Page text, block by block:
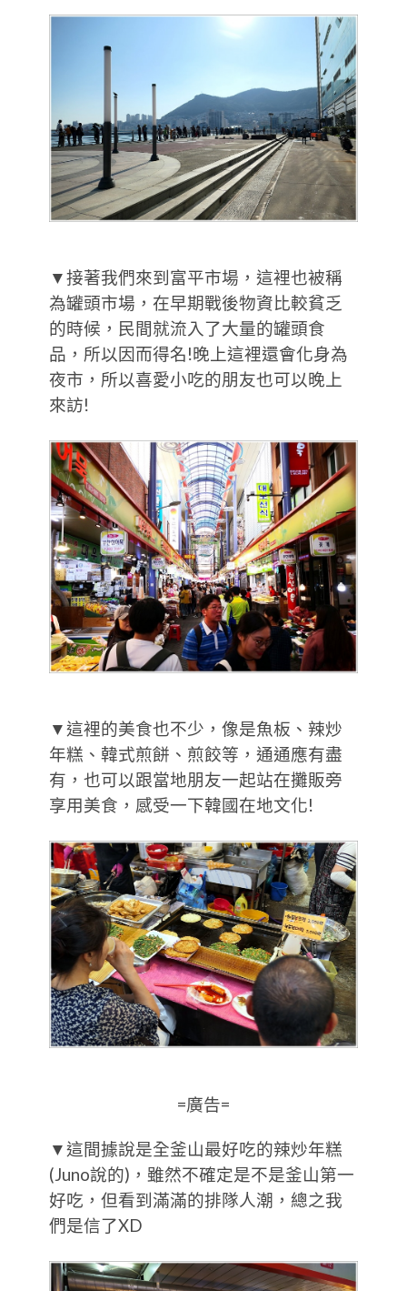
▼接著我們來到富平市場，這裡也被稱
為罐頭市場，在早期戰後物資比較貧乏
的時候，民間就流入了大量的罐頭食
品，所以因而得名!晚上這裡還會化身為
夜市，所以喜愛小吃的朋友也可以晚上
來訪!
▼這裡的美食也不少，像是魚板、辣炒
年糕、韓式煎餅、煎餃等，通通應有盡
有，也可以跟當地朋友一起站在攤販旁
享用美食，感受一下韓國在地文化!
=廣告=
▼這間據說是全釜山最好吃的辣炒年糕
(Juno說的)，雖然不確定是不是釜山第一
好吃，但看到滿滿的排隊人潮，總之我
們是信了XD